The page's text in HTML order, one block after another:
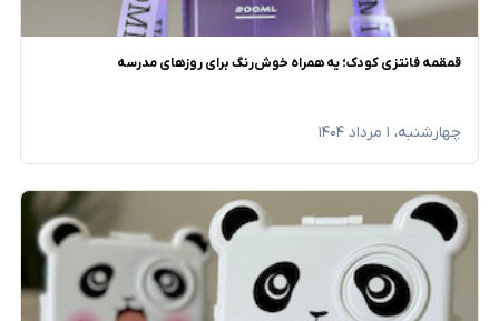
قمقمه فانتزی کودک؛ یه همراه خوش‌رنگ برای روزهای مدرسه
چهارشنبه، ۱ مرداد ۱۴۰۴